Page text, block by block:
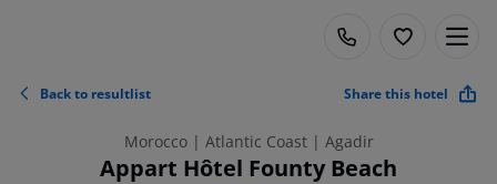
Back to resultlist Share this hotel
Morocco | Atlantic Coast | Agadir
Appart Hôtel Founty Beach